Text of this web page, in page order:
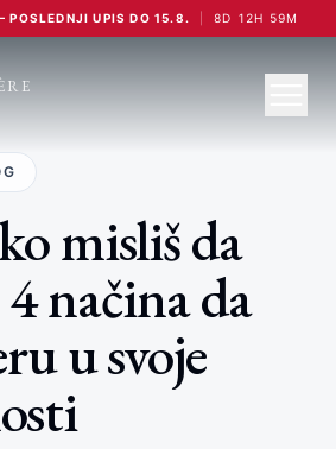
POSLEDNJI UPIS DO 15.8. 8D 12H 59M
misliš da
načina da
u svoje